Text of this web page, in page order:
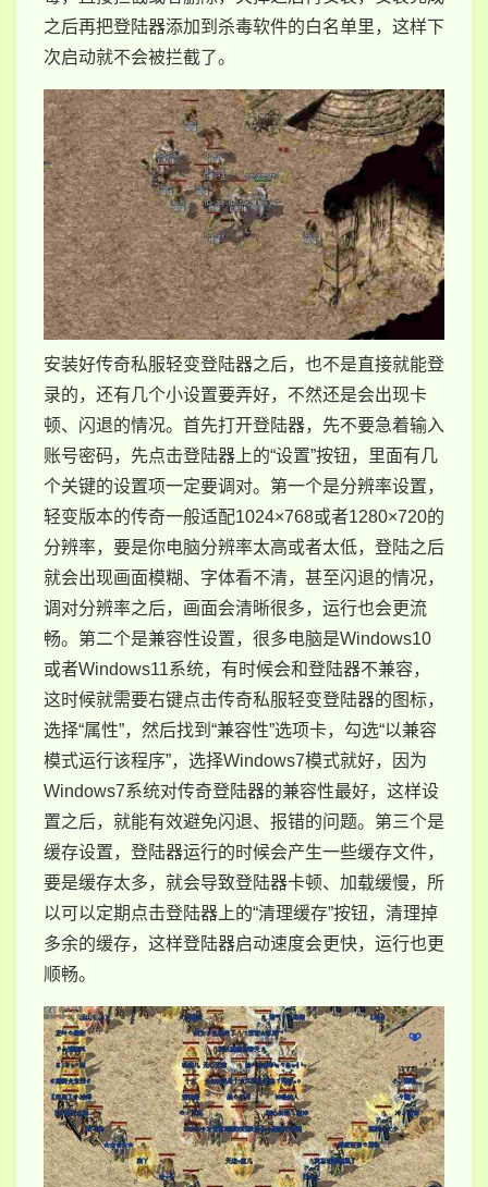
之后再把登陆器添加到杀毒软件的白名单里，这样下
次启动就不会被拦截了。
安装好传奇私服轻变登陆器之后，也不是直接就能登
录的，还有几个小设置要弄好，不然还是会出现卡
顿、闪退的情况。首先打开登陆器，先不要急着输入
账号密码，先点击登陆器上的“设置”按钮，里面有几
个关键的设置项一定要调对。第一个是分辨率设置，
轻变版本的传奇一般适配1024×768或者1280×720的
分辨率，要是你电脑分辨率太高或者太低，登陆之后
就会出现画面模糊、字体看不清，甚至闪退的情况，
调对分辨率之后，画面会清晰很多，运行也会更流
畅。第二个是兼容性设置，很多电脑是Windows10
或者Windows11系统，有时候会和登陆器不兼容，
这时候就需要右键点击传奇私服轻变登陆器的图标，
选择“属性”，然后找到“兼容性”选项卡，勾选“以兼容
模式运行该程序”，选择Windows7模式就好，因为
Windows7系统对传奇登陆器的兼容性最好，这样设
置之后，就能有效避免闪退、报错的问题。第三个是
缓存设置，登陆器运行的时候会产生一些缓存文件，
要是缓存太多，就会导致登陆器卡顿、加载缓慢，所
以可以定期点击登陆器上的“清理缓存”按钮，清理掉
多余的缓存，这样登陆器启动速度会更快，运行也更
顺畅。